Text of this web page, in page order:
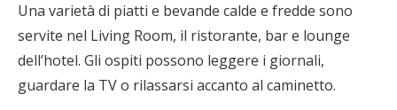
Una varietà di piatti e bevande calde e fredde sono
servite nel Living Room, il ristorante, bar e lounge
dell’hotel. Gli ospiti possono leggere i giornali,
guardare la TV o rilassarsi accanto al caminetto.